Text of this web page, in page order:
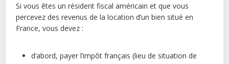
Si vous êtes un résident fiscal américain et que vous
percevez des revenus de la location d’un bien situé en
France, vous devez :
d’abord, payer l’impôt français (lieu de situation de